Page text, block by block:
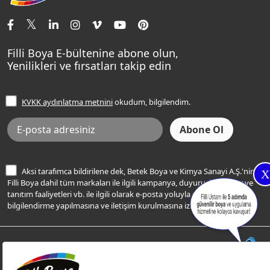
X
Tavan Boyaları
Ev Bakım ve Hobi Boyaları
Yatak Odası Renkleri
Sentomaxx Sentetik Boya
Sentomaxx İpeksi Mat
Momento Life
Şampanya Rengi
Açık Mavi Rengi
Frezya Rengi
İletişim Bilgilerimiz
Renk Danışma
Filli Ustam
Sıkça Sorulan Sorular
Ücretsiz Yalıtım Keşif Hizmeti
Bilgi Toplumu Hizmetleri
İnternet Sitesi Kullanım Koşulları
KVKK Talep Formu
KVKK Aydınlatma Metni
Filli Boya E-bültenine abone olun,
Yenilikleri ve fırsatları takip edin
KVKK aydınlatma metniniokudum, bilgilendim.
Aksi tarafımca bildirilene dek, Betek Boya ve Kimya Sanayi A.Ş.'nin
Filli Boya dahil tüm markaları ile ilgili kampanya, duyuru, hizmetler ve
tanıtım faaliyetleri vb. ile ilgili olarak e-posta yoluyla şahsıma
bilgilendirme yapılmasına ve iletişim kurulmasına izin veriyorum.